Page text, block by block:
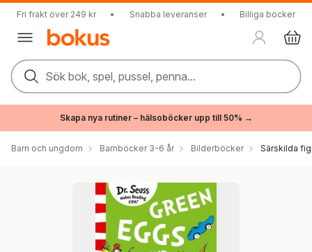
Fri frakt över 249 kr • Snabba leveranser • Billiga böcker
Sök bok, spel, pussel, penna...
Skapa nya rutiner – hälsoböcker upp till 50% →
Barn och ungdom Barnböcker 3-6 år Bilderböcker Särskilda